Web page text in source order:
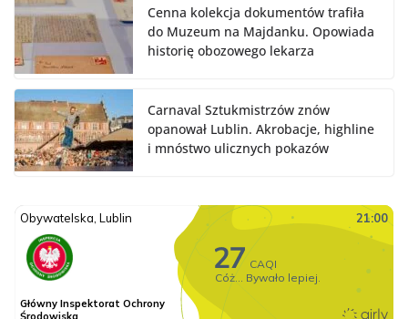
Cenna kolekcja dokumentów trafiła
do Muzeum na Majdanku. Opowiada
historię obozowego lekarza
Carnaval Sztukmistrzów znów
opanował Lublin. Akrobacje, highline
i mnóstwo ulicznych pokazów